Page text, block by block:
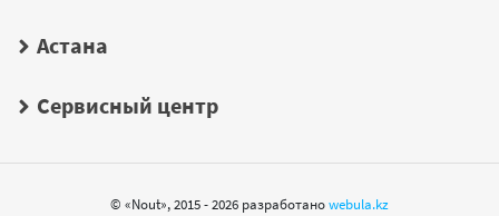
Астана
Сервисный центр
© «Nout», 2015 - 2026 разработаноwebula.kz